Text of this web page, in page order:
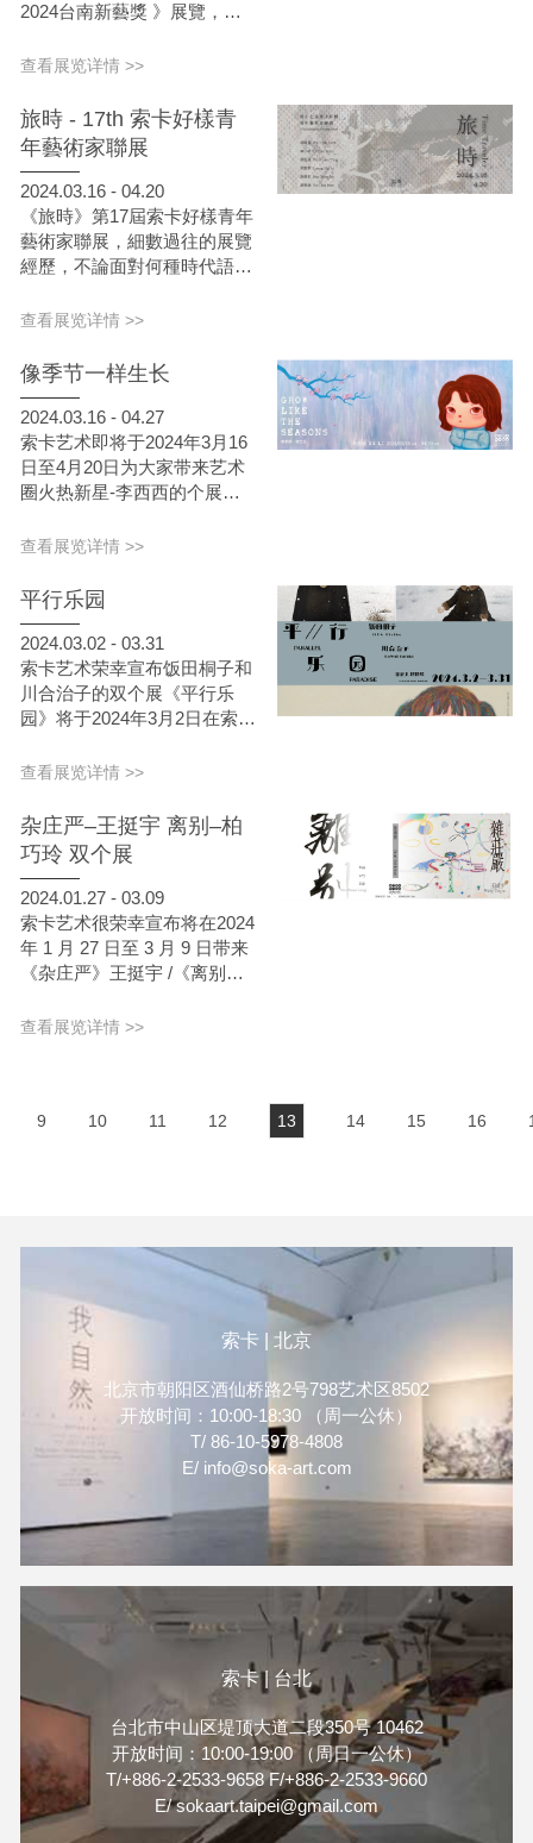
2024台南新藝獎 》展覽，這
間，以不同空間風格、作品意
解構，透過創作轉譯在新藝獎
這個「棲域」，展出來自全國
10組得主與12組邀展藝術家的
作品，匯聚了源源不絕的生命
力，就如同新藝獎對台灣當代
藝術新銳的孕育與培養。
查看展览详情 >>
旅時 - 17th 索卡好樣青
年藝術家聯展
2024.03.16 - 04.20
《旅時》第17屆索卡好樣青年
藝術家聯展，細數過往的展覽
經歷，不論面對何種時代語境
發掘新一代具獨創性的藝術
理念；透過媒合商業及各類藝
台灣藝術界，提供熱愛創作的
青年藝術家一個接軌國際的平
台。第17屆索卡好樣青年藝術
家聯展獲選藝術家名單為：吳
棋、許源祐、游智涵(按姓名
查看展览详情 >>
像季节一样生长
2024.03.16 - 04.27
索卡艺术即将于2024年3月16
日至4月20日为大家带来艺术
圈火热新星-李西西的个展
the Seasons》；本次展览将
十五件全新创作，李西西将自
在画中人物的片段风景，除了
平面作品，艺术家也特别制作
了超人气雕塑作品《梦想与野
心Dreams and Ambitions》
爱的作品之中不仅蕴藏了
艺术进程中对「美」的重新诠
释。
查看展览详情 >>
平行乐园
2024.03.02 - 03.31
索卡艺术荣幸宣布饭田桐子和
川合治子的双个展《平行乐
园》将于2024年3月2日在索卡
出至2024年3月31日。本次展
年的创作，天真烂漫的创作语
言和童年记忆中保鲜的好天
气，带人们回顾最初的美好。
查看展览详情 >>
杂庄严–王挺宇 离别–柏
巧玲 双个展
2024.01.27 - 03.09
索卡艺术很荣幸宣布将在2024
年 1 月 27 日至 3 月 9 日带来
《杂庄严》王挺宇 /《离别》
查看展览详情 >>
9 10 11 12 13 14 15 16
索卡 | 北京
北京市朝阳区酒仙桥路2号798艺术区8502
开放时间：10:00-18:30 （周一公休）
T/ 86-10-5978-4808
E/ info@soka-art.com
索卡 | 台北
台北市中山区堤顶大道二段350号 10462
开放时间：10:00-19:00 （周日一公休）
T/+886-2-2533-9658 F/+886-2-2533-9660
E/ sokaart.taipei@gmail.com